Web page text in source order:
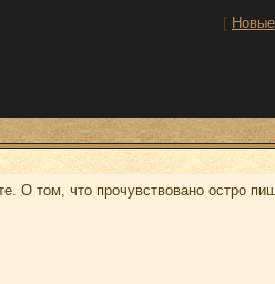
[
том, что прочувствовано остро